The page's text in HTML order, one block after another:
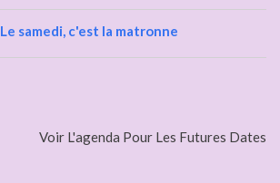
Le samedi, c'est la matronne
Voir L'agenda Pour Les Futures Dates